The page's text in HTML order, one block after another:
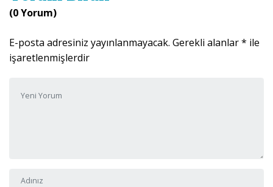
(0 Yorum)
E-posta adresiniz yayınlanmayacak. Gerekli alanlar* ile
işaretlenmişlerdir
Adı ve Soyadı